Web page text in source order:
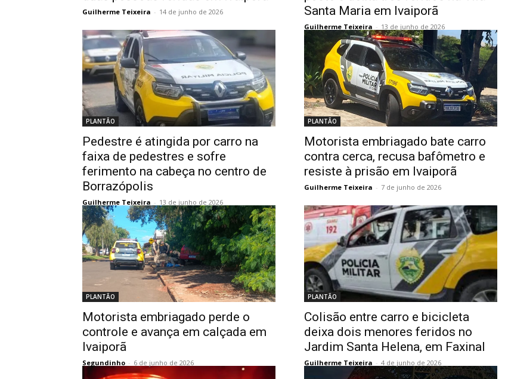
Guilherme Teixeira - 14 de junho de 2026
Santa Maria em Ivaiporã
Guilherme Teixeira - 13 de junho de 2026
PLANTÃO
Pedestre é atingida por carro na
faixa de pedestres e sofre
ferimento na cabeça no centro de
Borrazópolis
Guilherme Teixeira - 13 de junho de 2026
PLANTÃO
Motorista embriagado bate carro
contra cerca, recusa bafômetro e
resiste à prisão em Ivaiporã
Guilherme Teixeira - 7 de junho de 2026
PLANTÃO
Motorista embriagado perde o
controle e avança em calçada em
Ivaiporã
Segundinho - 6 de junho de 2026
PLANTÃO
Colisão entre carro e bicicleta
deixa dois menores feridos no
Jardim Santa Helena, em Faxinal
Guilherme Teixeira - 4 de junho de 2026